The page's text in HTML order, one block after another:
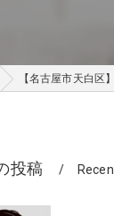
【名古屋市天白
投稿